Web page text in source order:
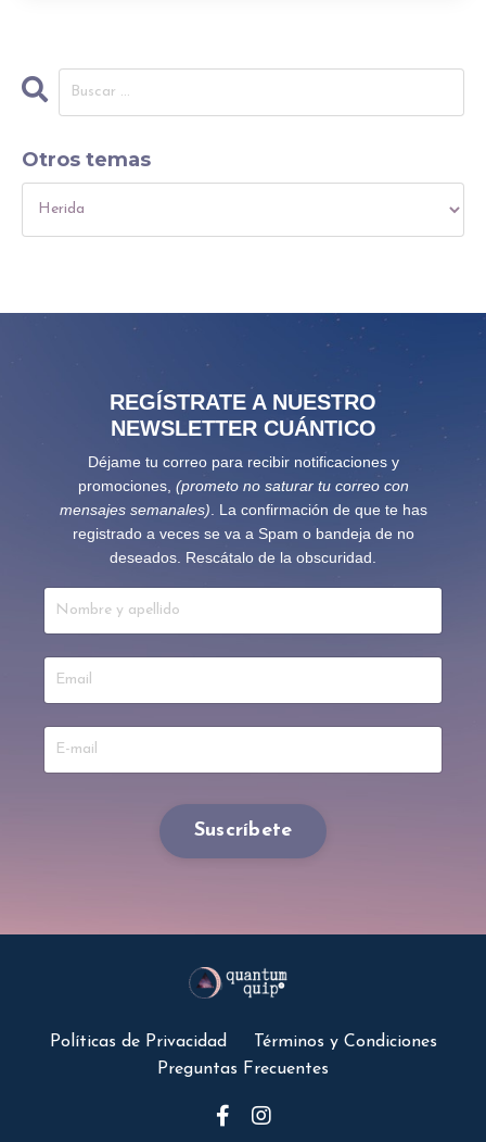
Otros temas
REGÍSTRATE A NUESTRO
NEWSLETTER CUÁNTICO
Déjame tu correo para recibir notificaciones y
promociones, (prometo no saturar tu correo con
mensajes semanales) . La confirmación de que te has
registrado a veces se va a Spam o bandeja de no
deseados. Rescátalo de la obscuridad.
Suscríbete
Políticas de Privacidad
Términos y Condiciones
Preguntas Frecuentes